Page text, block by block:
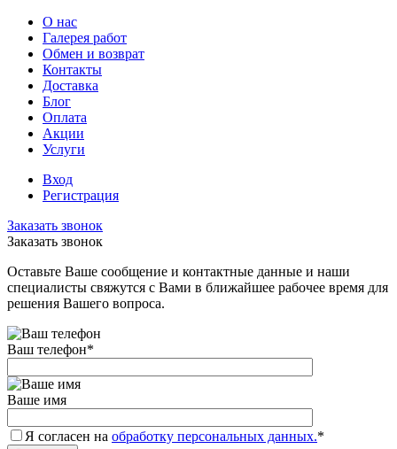
О нас
Галерея работ
Обмен и возврат
Контакты
Доставка
Блог
Оплата
Акции
Услуги
Вход
Регистрация
Заказать звонок
Заказать звонок
Оставьте Ваше сообщение и контактные данные и наши
специалисты свяжутся с Вами в ближайшее рабочее время для
решения Вашего вопроса.
Ваш телефон*
Ваше имя
Я согласен на обработку персональных данных.*